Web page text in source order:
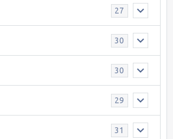
27
30
30
29
31